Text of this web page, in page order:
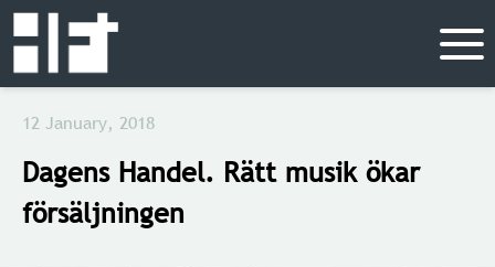
12 January, 2018
Dagens Handel. Rätt musik ökar
försäljningen